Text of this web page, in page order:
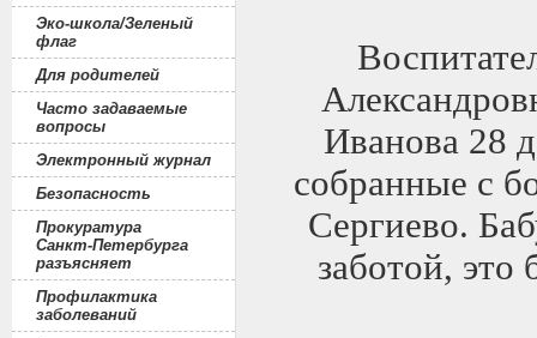
Эко-школа/Зеленый
флаг
Для родителей
Часто задаваемые
вопросы
Электронный журнал
Безопасность
Прокуратура
Санкт-Петербурга
разъясняет
Профилактика
заболеваний
Иванова 28
собранные с
Сергиево.
заботой,